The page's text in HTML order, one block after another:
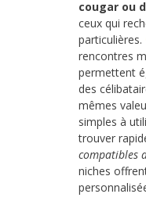
cougar ou
ceux qui
particulières.
rencontres
permettent
des
mêmes
simples à
trouver
compatibles
niches